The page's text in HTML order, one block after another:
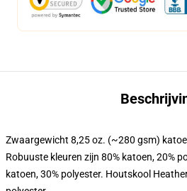
Zwaargewicht 8,25 oz. (~280 gsm)
Robuuste kleuren zijn 80% katoen, 20%
katoen, 30% polyester. Houtskool